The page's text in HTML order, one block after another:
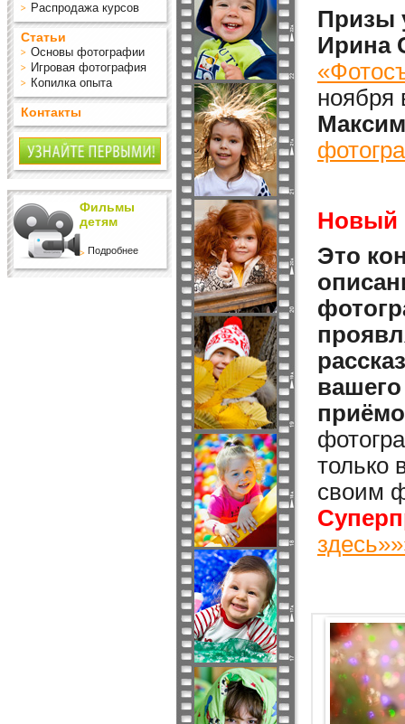
Распродажа курсов
Статьи
Основы фотографии
Игровая фотография
Копилка опыта
Контакты
Фильмы
детям
Подробнее
Призы
Ирина
ноября
Новый
Это
только
своим